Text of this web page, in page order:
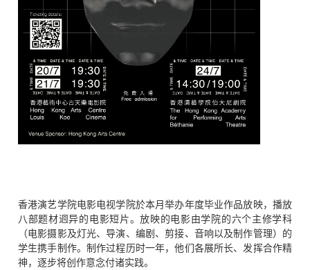
香港演艺学院电影电视学院於本月举办年度毕业作品放映，播放
八部题材迥异的电影短片。放映的电影由学院的六个主修学科
（电影摄影及灯光、导演、编剧、剪接、音响以及制作管理）的
学生携手制作。制作过程历时一年，他们各展所长、发挥合作精
神，逐步将创作意念付诸实践。